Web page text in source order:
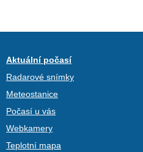
Aktuální počasí
Radarové snímky
Meteostanice
Počasí u vás
Webkamery
Teplotní mapa